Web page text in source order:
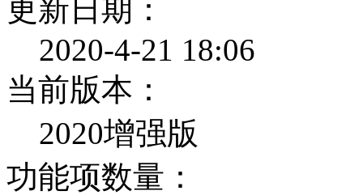
更新日期：
2020-4-21 18:06
当前版本：
2020增强版
功能项数量：